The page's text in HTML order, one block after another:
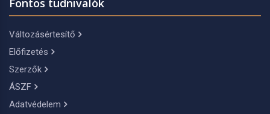
Fontos tudnivalók
Változásértesítő
Előfizetés
Szerzők
ÁSZF
Adatvédelem